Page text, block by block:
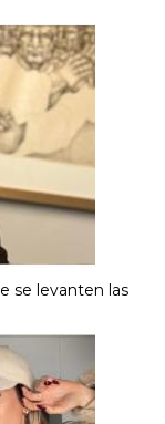
se levanten las